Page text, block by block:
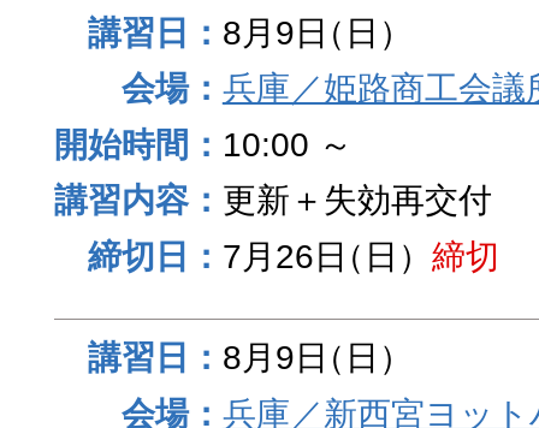
8月9日（日）
兵庫／姫路商工会議
10:00 ～
更新＋失効再交付
7月26日（日） 締切
8月9日（日）
兵庫／新西宮ヨッ